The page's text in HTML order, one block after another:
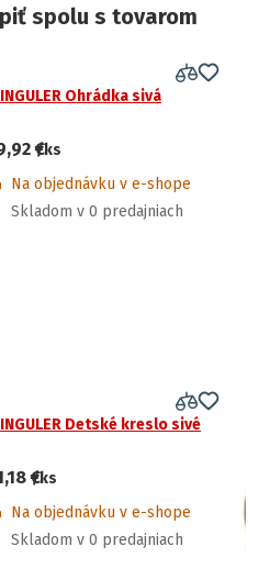
spolu s tovarom
Ohrádka sivá
€
/ks
Na objednávku v e-shope
Skladom v 0 predajniach
Detské kreslo sivé
€
/ks
Na objednávku v e-shope
Skladom v 0 predajniach